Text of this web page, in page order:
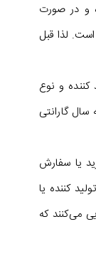
و در صورت
لذا قبل
و نوع
گارانتی
یا سفارش
کننده یا
می‌کنند که